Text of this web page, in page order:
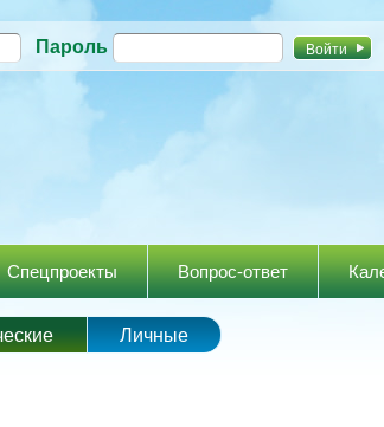
Перейти к
содержанию
Пароль
Спецпроекты Вопрос-ответ
Личные